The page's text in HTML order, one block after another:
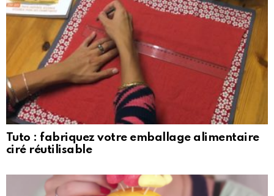
Tuto : fabriquez votre emballage alimentaire
ciré réutilisable